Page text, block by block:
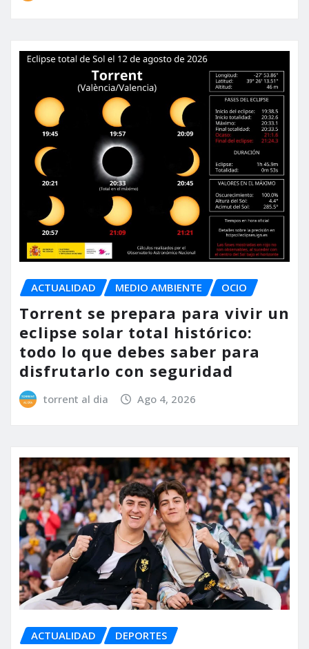
ACTUALIDAD MEDIO AMBIENTE OCIO
Torrent se prepara para vivir un
eclipse solar total histórico:
todo lo que debes saber para
disfrutarlo con seguridad
torrent al dia Ago 4, 2026
ACTUALIDAD DEPORTES